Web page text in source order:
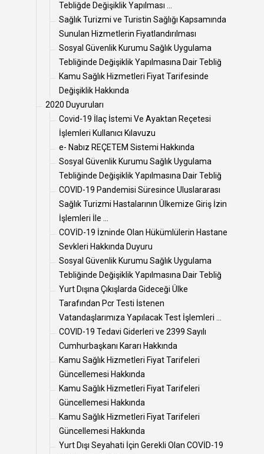
Tebliğde Değişiklik Yapılması ...
Sağlık Turizmi ve Turistin Sağlığı Kapsamında
Sunulan Hizmetlerin Fiyatlandırılması
Sosyal Güvenlik Kurumu Sağlık Uygulama
Tebliğinde Değişiklik Yapılmasına Dair Tebliğ
Kamu Sağlık Hizmetleri Fiyat Tarifesinde
Değişiklik Hakkında
2020 Duyuruları
Covid-19 İlaç İstemi Ve Ayaktan Reçetesi
İşlemleri Kullanıcı Kılavuzu
e- Nabız REÇETEM Sistemi Hakkında
Sosyal Güvenlik Kurumu Sağlık Uygulama
Tebliğinde Değişiklik Yapılmasına Dair Tebliğ
COVID-19 Pandemisi Süresince Uluslararası
Sağlık Turizmi Hastalarının Ülkemize Giriş İzin
İşlemleri İle ...
COVİD-19 İzninde Olan Hükümlülerin Hastane
Sevkleri Hakkında Duyuru
Sosyal Güvenlik Kurumu Sağlık Uygulama
Tebliğinde Değişiklik Yapılmasına Dair Tebliğ
Yurt Dışına Çıkışlarda Gideceği Ülke
Tarafından Pcr Testi İstenen
Vatandaşlarımıza Yapılacak Test İşlemleri ...
COVID-19 Tedavi Giderleri ve 2399 Sayılı
Cumhurbaşkanı Kararı Hakkında
Kamu Sağlık Hizmetleri Fiyat Tarifeleri
Güncellemesi Hakkında
Kamu Sağlık Hizmetleri Fiyat Tarifeleri
Güncellemesi Hakkında
Kamu Sağlık Hizmetleri Fiyat Tarifeleri
Güncellemesi Hakkında
Yurt Dışı Seyahati İçin Gerekli Olan COVİD-19